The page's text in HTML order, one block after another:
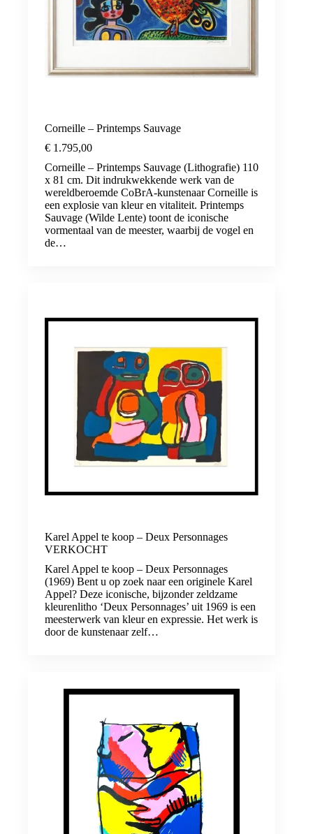
Corneille – Printemps Sauvage
€ 1.795,00
Corneille – Printemps Sauvage (Lithografie) 110
x 81 cm. Dit indrukwekkende werk van de
wereldberoemde CoBrA-kunstenaar Corneille is
een explosie van kleur en vitaliteit. Printemps
Sauvage (Wilde Lente) toont de iconische
vormentaal van de meester, waarbij de vogel en
de…
Karel Appel te koop – Deux Personnages
VERKOCHT
Karel Appel te koop – Deux Personnages
(1969) Bent u op zoek naar een originele Karel
Appel? Deze iconische, bijzonder zeldzame
kleurenlitho ‘Deux Personnages’ uit 1969 is een
meesterwerk van kleur en expressie. Het werk is
door de kunstenaar zelf…